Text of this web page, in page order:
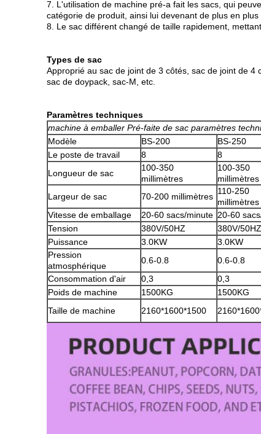
7. L'utilisation de machine pré-a fait les sacs, qui
catégorie de produit, ainsi lui devenant de plus en plus
8. Le sac différent changé de taille rapidement,
Types de sac
Approprié au sac de joint de 3 côtés, sac de joint de
sac de doypack, sac-M, etc.
Paramètres techniques
machine à emballer Pré-faite de sac paramètres
Modèle
BS-200 BS-250
Le poste de travail
8 8
Longueur de sac
100-350
millimètres
100-350
millimètres
Largeur de sac
70-200 millimètres
110-250
millimètres
Vitesse de emballage
20-60 sacs/minute 20-60
Tension
380V/50HZ 380V/50HZ
Puissance
3.0KW 3.0KW
Pression
atmosphérique
0.6-0.8 0.6-0.8
Consommation d'air
0,3 0,3
Poids de machine
1500KG 1500KG
Taille de machine
2160*1600*1500